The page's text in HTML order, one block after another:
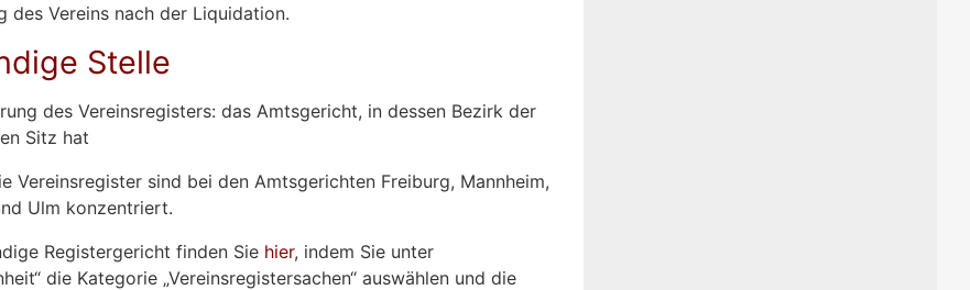
des Vereins nach der Liquidation.
Stelle
des Vereinsregisters: das Amtsgericht, in dessen Bezirk der
Sitz hat
Vereinsregister sind bei den Amtsgerichten Freiburg, Mannheim,
Ulm konzentriert.
Registergericht finden Sie hier, indem Sie unter
die Kategorie „Vereinsregistersachen“ auswählen und die